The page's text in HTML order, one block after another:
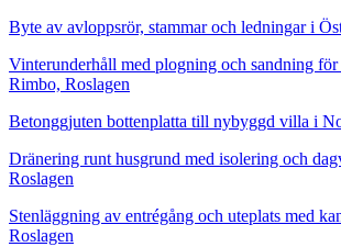
Byte av avloppsrör, stammar och ledningar i
Vinterunderhåll med plogning och sandning för
Rimbo, Roslagen
Betonggjuten bottenplatta till nybyggd villa i
Dränering runt husgrund med isolering och
Roslagen
Stenläggning av entrégång och uteplats med
Roslagen